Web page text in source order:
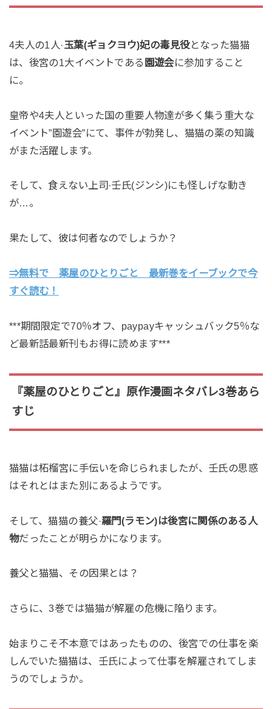
4夫人の1人·玉葉(ギョクヨウ)妃の毒見役となった猫猫
は、後宮の1大イベントである 園遊会に参加すること
に。
皇帝や4夫人といった国の重要人物達が多く集う重大な
イベント”園遊会”にて、事件が勃発し、猫猫の薬の知識
がまた活躍します。
そして、食えない上司·壬氏(ジンシ)にも怪しげな動き
が…。
果たして、彼は何者なのでしょうか？
⇒無料で 薬屋のひとりごと 最新巻をイーブックで今
すぐ読む！
***期間限定で70％オフ、paypayキャッシュバック5％な
ど最新話最新刊もお得に読めます***
『薬屋のひとりごと』原作漫画ネタバレ3巻あら
すじ
猫猫は柘榴宮に手伝いを命じられましたが、壬氏の思惑
はそれとはまた別にあるようです。
そして、猫猫の養父·羅門(ラモン)は後宮に関係のある人
物だったことが明らかになります。
養父と猫猫、その因果とは？
さらに、3巻では猫猫が解雇の危機に陥ります。
始まりこそ不本意ではあったものの、後宮での仕事を楽
しんでいた猫猫は、壬氏によって仕事を解雇されてしま
うのでしょうか。